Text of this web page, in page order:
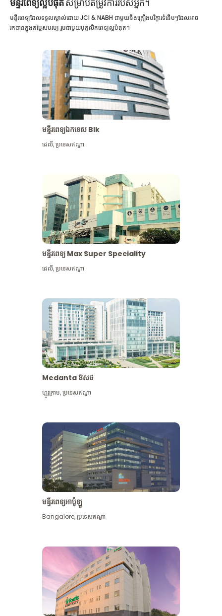
មន្ទីរពេទ្យល្អបំផុតសម្រាប់តម្រូវការរបស់អ្នក។
មើល​ច្រើន​ទៀត
មន្ទីរពេទ្យដែលទទួលស្គាល់ដោយ JCI & NABH ជាមួយនឹងគ្រឿងបរិក្ខារទំនើបៗដែលអាច
រកបានក្នុងតម្លៃសមរម្យ រួមជាមួយបុគ្គលិកពេទ្យល្អបំផុត។
មន្ទីរពេទ្យឯកទេស Blk
ដេលី,ប្រទេសឥណ្ឌា
មន្ទីរពេទ្យ Max Super Speciality
ដេលី,ប្រទេសឥណ្ឌា
Medanta ឱសថ
ហ្គូរូក្រាម,ប្រទេសឥណ្ឌា
មន្ទីរពេទ្យអាប៉ូឡូ
Bangalore,ប្រទេសឥណ្ឌា